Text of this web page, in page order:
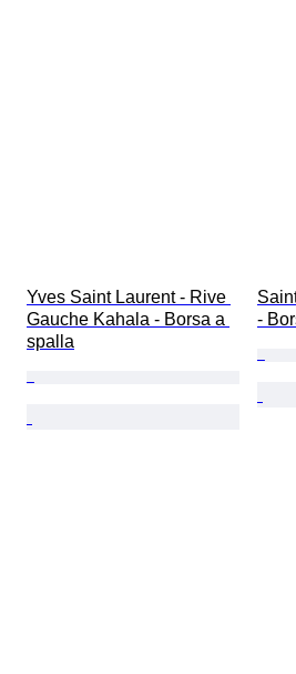
Yves Saint Laurent - Rive
Gauche Kahala - Borsa a
spalla
-